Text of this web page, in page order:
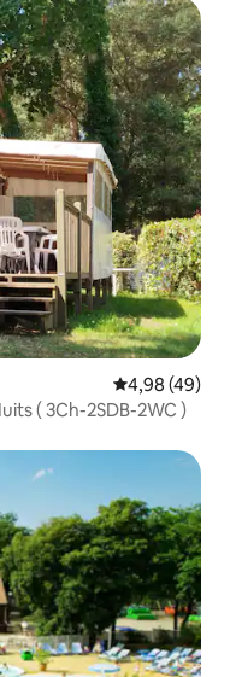
Évaluation
4,98 (49)
( 3Ch-2SDB-2WC )